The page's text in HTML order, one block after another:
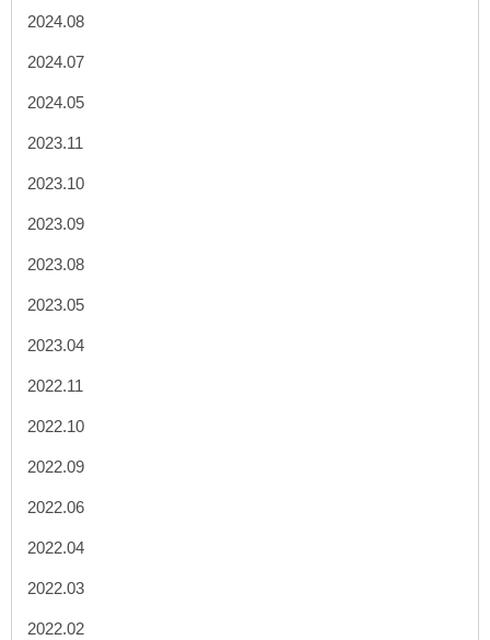
2024.08
2024.07
2024.05
2023.11
2023.10
2023.09
2023.08
2023.05
2023.04
2022.11
2022.10
2022.09
2022.06
2022.04
2022.03
2022.02